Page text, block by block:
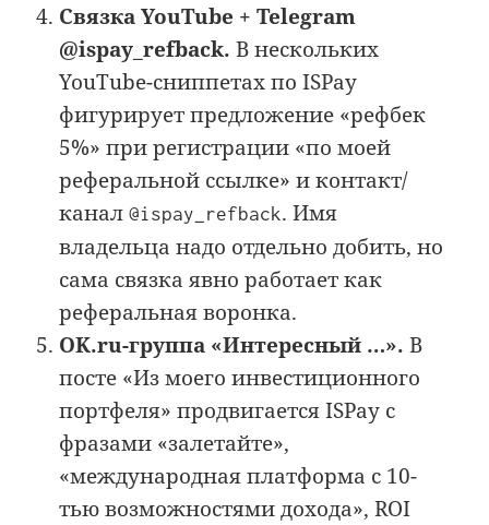
Связка YouTube + Telegram
@ispay_refback. В нескольких
YouTube-сниппетах по ISPay
фигурирует предложение «рефбек
5%» при регистрации «по моей
реферальной ссылке» и контакт/
канал@ispay_refback. Имя
владельца надо отдельно добить, но
сама связка явно работает как
реферальная воронка.
OK.ru-группа «Интересный …». В
посте «Из моего инвестиционного
портфеля» продвигается ISPay с
фразами «залетайте»,
«международная платформа с 10-
тью возможностями дохода», ROI